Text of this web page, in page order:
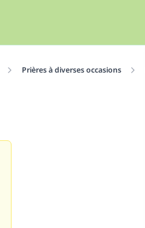
Prières à diverses occasions